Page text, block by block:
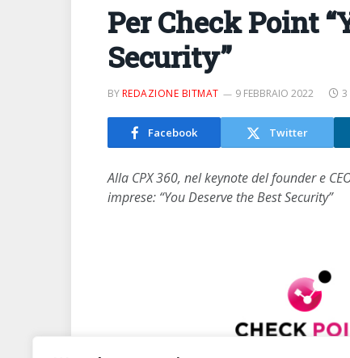
Per Check Point
Security”
BYREDAZIONE BITMAT 9 FEBBRAIO 2022 3
Facebook Twitter
Alla CPX 360, nel keynote del founder e
imprese: “You Deserve the Best Security”